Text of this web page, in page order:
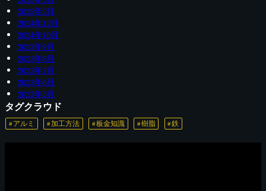
2025年2月
2024年12月
2024年10月
2023年9月
2023年8月
2023年7月
2023年6月
2023年5月
タグクラウド
アルミ 加工方法 板金知識 樹脂 鉄